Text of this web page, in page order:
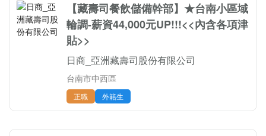
【藏壽司餐飲儲備幹部】★台南小區域
輪調-薪資44,000元UP!!!<<內含各項津
貼>>
日商_亞洲藏壽司股份有限公司
台南市中西區
正職 外籍生